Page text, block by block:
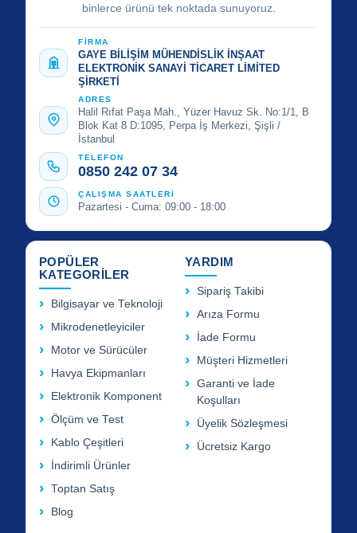
binlerce ürünü tek noktada sunuyoruz.
FİRMA
GAYE BİLİŞİM MÜHENDİSLİK İNŞAAT
ELEKTRONİK SANAYİ TİCARET LİMİTED
ŞİRKETİ
ADRES
Halil Rıfat Paşa Mah., Yüzer Havuz Sk. No:1/1, B
Blok Kat 8 D:1095, Perpa İş Merkezi, Şişli /
İstanbul
TELEFON
0850 242 07 34
ÇALIŞMA SAATLERİ
Pazartesi - Cuma: 09:00 - 18:00
POPÜLER
KATEGORİLER
Bilgisayar ve Teknoloji
Mikrodenetleyiciler
Motor ve Sürücüler
Havya Ekipmanları
Elektronik Komponent
Ölçüm ve Test
Kablo Çeşitleri
İndirimli Ürünler
Toptan Satış
Blog
YARDIM
Sipariş Takibi
Arıza Formu
İade Formu
Müşteri Hizmetleri
Garanti ve İade
Koşulları
Üyelik Sözleşmesi
Ücretsiz Kargo